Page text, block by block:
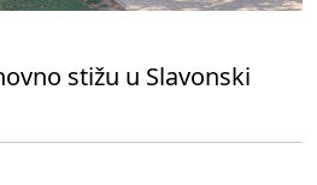
stižu u Slavonski